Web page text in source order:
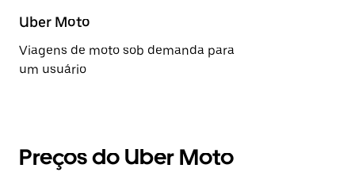
Uber Moto
Viagens de moto sob demanda para
um usuário
Preços do Uber Moto